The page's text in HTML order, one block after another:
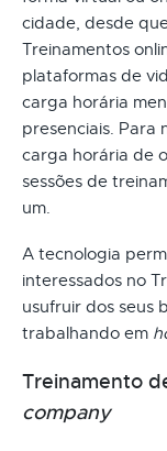
cidade, desde
Treinamentos
plataformas de
carga horária
presenciais. Para
carga horária de
sessões de
um.
A tecnologia
interessados no
usufruir dos seus
trabalhando em
Treinamento
company